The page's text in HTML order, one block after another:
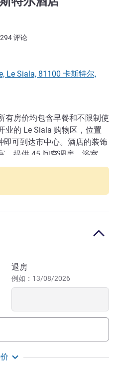
294 评论
Le Siala, 81100 卡斯特尔,
有房价均包含早餐和不限制使
业的 Le Siala 购物区，位置
可到达市中心。酒店的装饰
，提供 45 间空调房、浴室
室和免费封闭式停车场。
退房
例如：13/08/2026